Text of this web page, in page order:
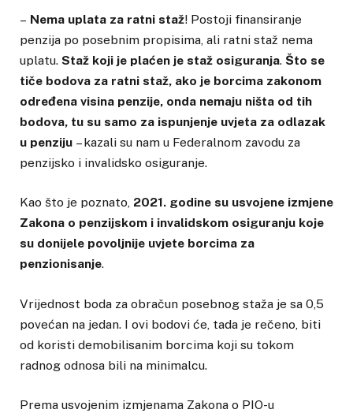
– Nema uplata za ratni staž! Postoji finansiranje
penzija po posebnim propisima, ali ratni staž nema
uplatu. Staž koji je plaćen je staž osiguranja. Što se
tiče bodova za ratni staž, ako je borcima zakonom
određena visina penzije, onda nemaju ništa od tih
bodova, tu su samo za ispunjenje uvjeta za odlazak
u penziju – kazali su nam u Federalnom zavodu za
penzijsko i invalidsko osiguranje.
Kao što je poznato, 2021. godine su usvojene izmjene
Zakona o penzijskom i invalidskom osiguranju koje
su donijele povoljnije uvjete borcima za
penzionisanje.
Vrijednost boda za obračun posebnog staža je sa 0,5
povećan na jedan. I ovi bodovi će, tada je rečeno, biti
od koristi demobilisanim borcima koji su tokom
radnog odnosa bili na minimalcu.
Prema usvojenim izmjenama Zakona o PIO-u